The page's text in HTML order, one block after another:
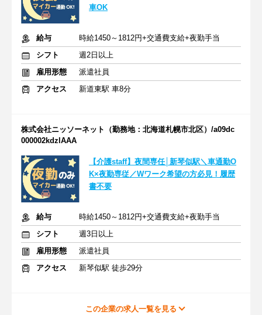
車OK
給与
時給1450～1812円+交通費支給+夜勤手当
シフト
週2日以上
雇用形態
派遣社員
アクセス
新道東駅 車8分
株式会社ニッソーネット（勤務地：北海道札幌市北区）/a09dc
000002kdzlAAA
【介護staff】夜間専任│新琴似駅＼車通勤O
K×夜勤専従／Wワーク希望の方必見！履歴
書不要
給与
時給1450～1812円+交通費支給+夜勤手当
シフト
週3日以上
雇用形態
派遣社員
アクセス
新琴似駅 徒歩29分
この企業の求人一覧を見る